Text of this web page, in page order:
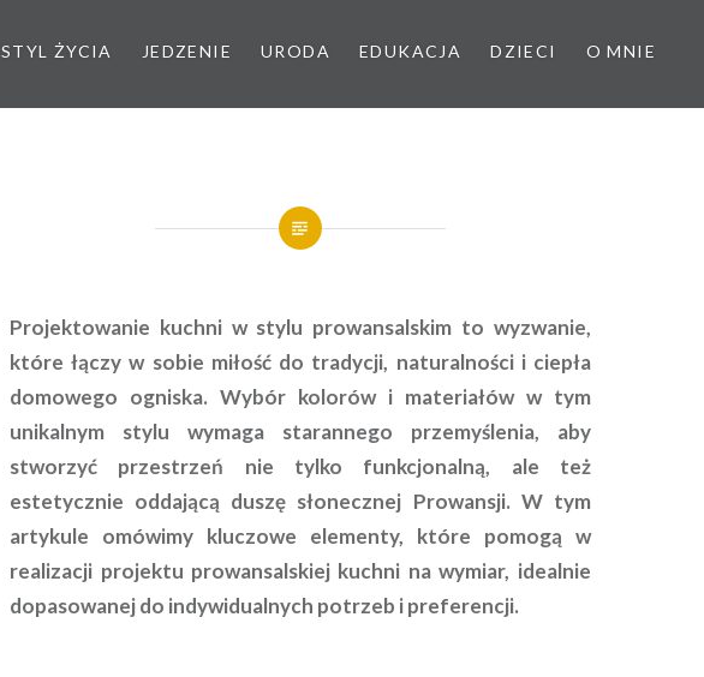
STYL ŻYCIA JEDZENIE URODA EDUKACJA DZIECI O MNIE
Projektowanie kuchni w stylu prowansalskim to wyzwanie,
które łączy w sobie miłość do tradycji, naturalności i ciepła
domowego ogniska. Wybór kolorów i materiałów w tym
unikalnym stylu wymaga starannego przemyślenia, aby
stworzyć przestrzeń nie tylko funkcjonalną, ale też
estetycznie oddającą duszę słonecznej Prowansji. W tym
artykule omówimy kluczowe elementy, które pomogą w
realizacji projektu prowansalskiej kuchni na wymiar, idealnie
dopasowanej do indywidualnych potrzeb i preferencji.